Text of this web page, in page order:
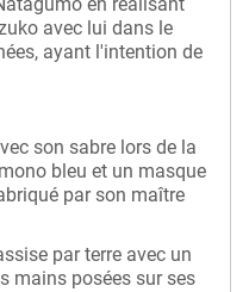
avec lui dans le
ayant l'intention de
son sabre lors de la
bleu et un masque
par son maître
par terre avec un
mains posées sur ses